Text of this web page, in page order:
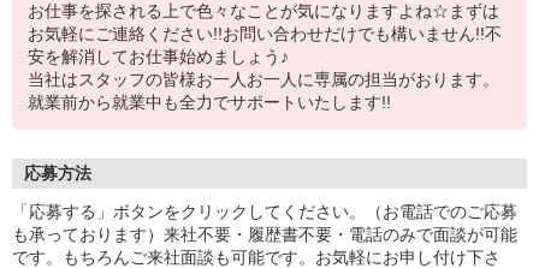
お仕事を探される上で色々なことが気になりますよね☆まずは
お気軽にご連絡ください!!お問い合わせだけでも構いません!!不
安を解消してお仕事始めましょう♪
当社はスタッフの皆様お一人お一人に専属の担当がおります。
就業前から就業中も全力でサポートいたします!!
応募方法
「応募する」ボタンをクリックしてください。（お電話でのご応募
も承っております）来社不要・履歴書不要・電話のみで面談が可能
です。もちろんご来社面談も可能です。お気軽にお申し付け下さ